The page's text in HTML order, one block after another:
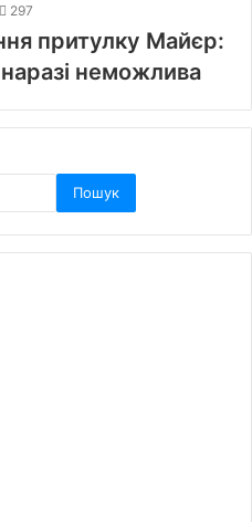
297
притулку Майєр:
наразі неможлива
Пошук